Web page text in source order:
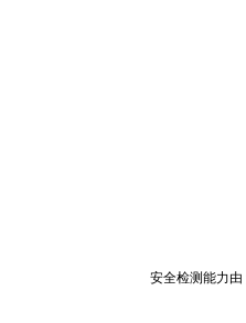
安全检测能力由